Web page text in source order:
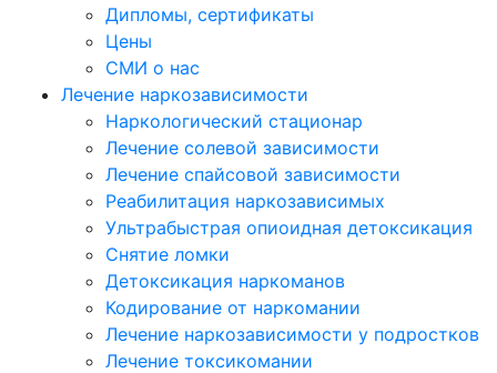
Дипломы, сертификаты
Цены
СМИ о нас
Лечение наркозависимости
Наркологический стационар
Лечение солевой зависимости
Лечение спайсовой зависимости
Реабилитация наркозависимых
Ультрабыстрая опиоидная детоксикация
Снятие ломки
Детоксикация наркоманов
Кодирование от наркомании
Лечение наркозависимости у подростков
Лечение токсикомании